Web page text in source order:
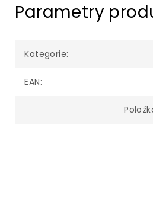
Parametry
Kategorie:
EAN: